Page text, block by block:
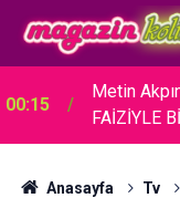
23:46 Melek
Anasayfa Tv